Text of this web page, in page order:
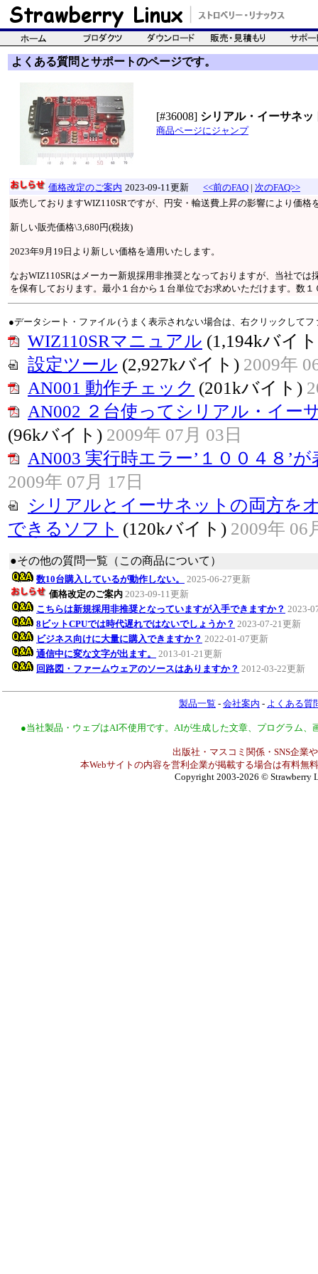
よくある質問とサポートのページです。
[#36008] シリアル・イーサネ
商品ページにジャンプ
価格改定のご案内 2023-09-11更新 <<前のFAQ | 次のFAQ>>
販売しておりますWIZ110SRですが、円安・輸送費上昇の影響により価格
新しい販売価格\3,680円(税抜)
2023年9月19日より新しい価格を適用いたします。
なおWIZ110SRはメーカー新規採用非推奨となっておりますが、当社で
を保有しております。最小１台から１台単位でお求めいただけます。数
●データシート・ファイル (うまく表示されない場合は、右クリックして
WIZ110SRマニュアル (1,194kバイ
設定ツール (2,927kバイト) 2009年
AN001 動作チェック (201kバイト)
AN002 ２台使ってシリアル・イー
(96kバイト) 2009年 07月 03日
AN003 実行時エラー’１００４８’
2009年 07月 17日
シリアルとイーサネットの両方を
できるソフト (120kバイト) 2009年 06
●その他の質問一覧（この商品について）
数10台購入しているが動作しない。
2025-06-27更新
価格改定のご案内 2023-09-11更新
こちらは新規採用非推奨となっていますが入手できますか？ 2023-
8ビットCPUでは時代遅れではないでしょうか？ 2023-07-21更新
ビジネス向けに大量に購入できますか？ 2022-01-07更新
通信中に変な文字が出ます。
2013-01-21更新
回路図・ファームウェアのソースはありますか？ 2012-03-22更新
製品一覧 - 会社案内 - よくある質
●当社製品・ウェブはAI不使用です。AIが生成した文章、プログラム
出版社・マスコミ関係・SNS企業
本Webサイトの内容を営利企業が掲載する場合は有料無
Copyright 2003-2026 © Strawberry